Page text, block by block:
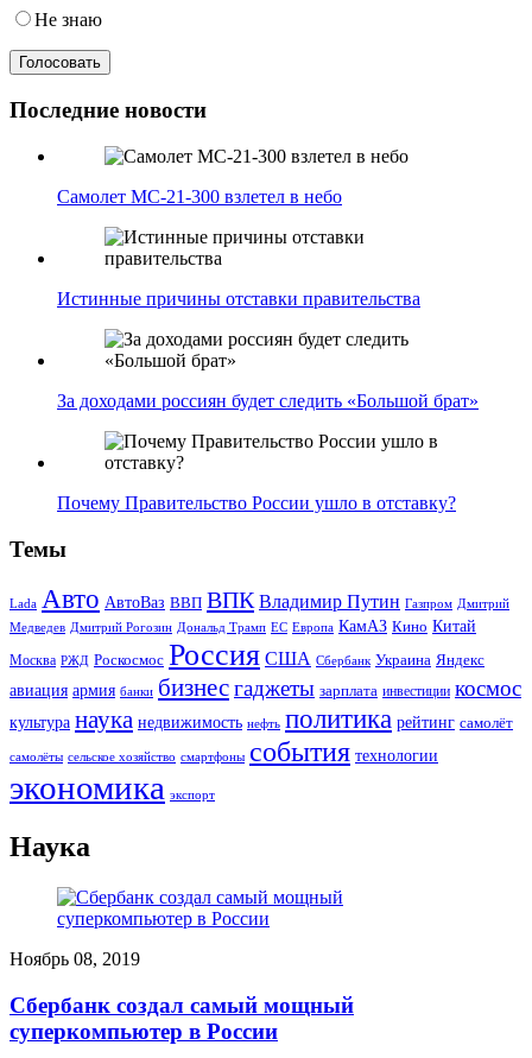
Не знаю
Последние новости
Самолет МС-21-300 взлетел в небо
Истинные причины отставки правительства
За доходами россиян будет следить «Большой брат»
Почему Правительство России ушло в отставку?
Темы
Lada Авто АвтоВаз ВВП ВПК Владимир Путин Газпром Дмитрий
Медведев Дмитрий Рогозин Дональд Трамп ЕС Европа КамАЗ Кино Китай
Москва РЖД Роскосмос Россия США Сбербанк Украина Яндекс
авиация армия банки бизнесгаджеты зарплата инвестиции космос
культура наука недвижимость нефть политика рейтинг самолёт
самолёты сельское хозяйство смартфоны события технологии
экономика экспорт
Наука
Ноябрь 08, 2019
Сбербанк создал самый мощный
суперкомпьютер в России